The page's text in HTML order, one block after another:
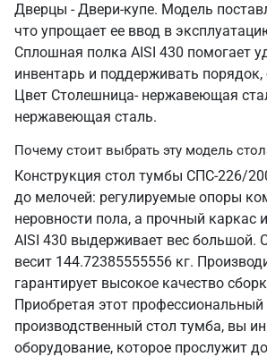
Дверцы - Двери-купе. Модель
что упрощает ее ввод в
Сплошная полка AISI 430 помогает
инвентарь и поддерживать порядок,
Цвет Столешница- нержавеющая
нержавеющая сталь.
Почему стоит выбрать эту модель
Конструкция стол тумбы СПС-226/
до мелочей: регулируемые опоры
неровности пола, а прочный каркас
AISI 430 выдерживает вес большой.
весит 144.72385555556 кг.
гарантирует высокое качество
Приобретая этот профессиональный
производственный стол тумба, вы
оборудование, которое прослужит